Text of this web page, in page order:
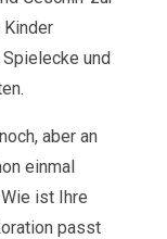
Kinder
und
aber an
einmal
ist Ihre
passt